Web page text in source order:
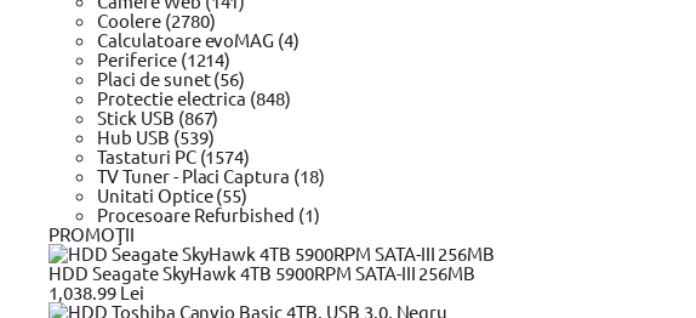
Coolere (2780)
Calculatoare evoMAG (4)
Periferice (1214)
Placi de sunet (56)
Protectie electrica (848)
Stick USB (867)
Hub USB (539)
Tastaturi PC (1574)
TV Tuner - Placi Captura (18)
Unitati Optice (55)
Procesoare Refurbished (1)
PROMOŢII
HDD Seagate SkyHawk 4TB 5900RPM SATA-III 256MB
1,038.99 Lei
Wishlist
Termeni si conditii
Despre noi
Valorile evomag
Home
Despre evomag
Locatie punct de lucru
Departamente
Angajari
Contact